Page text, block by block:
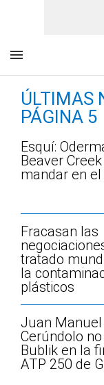
ÚLTIMAS
PÁGINA 5
Esquí:
Beaver
mandar en el
Fracasan las
tratado
la
plásticos
Juan Manuel
Cerúndolo
Bublik en la
ATP 250 de